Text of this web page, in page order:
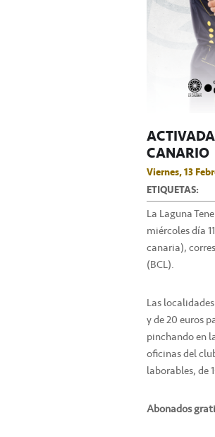
CANARIO
Viernes, 13
ETIQUETAS:
La Laguna
miércoles día
canaria),
(BCL).
Las
y de 20 euros
pinchando en
oficinas del
laborables, de
Abonados